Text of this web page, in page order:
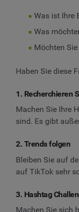
Was ist Ihre
Was
Möchten
Haben Sie diese
1. Recherchieren
Machen Sie Ihre
sind. Es gibt
2. Trends folgen
Bleiben Sie auf
auf TikTok sehr
3. Hashtag
Machen Sie sich